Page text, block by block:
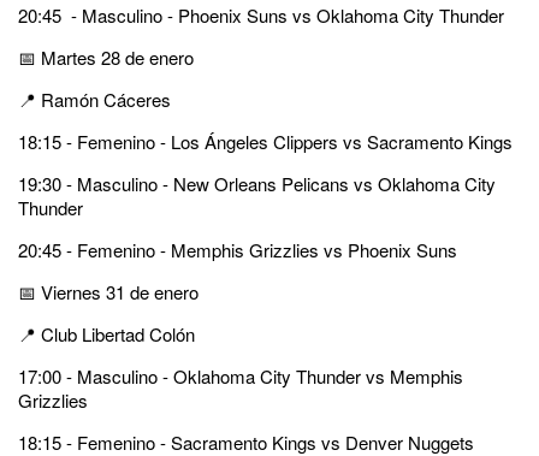
20:45 - Masculino - Phoenix Suns vs Oklahoma City Thunder
📅 Martes 28 de enero
📍 Ramón Cáceres
18:15 - Femenino - Los Ángeles Clippers vs Sacramento Kings
19:30 - Masculino - New Orleans Pelicans vs Oklahoma City
Thunder
20:45 - Femenino - Memphis Grizzlies vs Phoenix Suns
📅 Viernes 31 de enero
📍 Club Libertad Colón
17:00 - Masculino - Oklahoma City Thunder vs Memphis
Grizzlies
18:15 - Femenino - Sacramento Kings vs Denver Nuggets